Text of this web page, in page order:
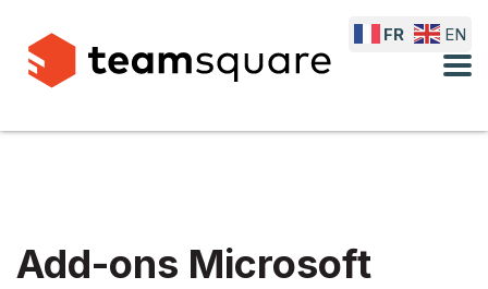
Add-ons Microsoft
FR EN